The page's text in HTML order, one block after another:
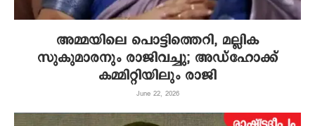
അമ്മയിലെ പൊട്ടിത്തെറി, മല്ലിക
സുകുമാരനും രാജിവച്ചു; അഡ്ഹോക്ക്
കമ്മിറ്റിയിലും രാജി
June 22, 2026